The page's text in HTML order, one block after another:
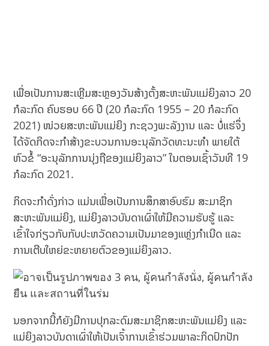
ເພື່ອເປັນການສະເຫຼີມສະຫຼອງວັນສ້າງຕັ້ງສະຫະພັນແມ່ຍິງລາວ 20
ກໍລະກົດ ຄົບຮອບ 66 ປີ (20 ກໍລະກົດ 1955 – 20 ກໍລະກົດ
2021) ໜ່ວຍສະຫະພັນແມ່ຍິງ ກະຊວງພະລັງງານ ແລະ ບໍ່ແຮ່ຈຶ່ງ
ໄດ້ຈັດກິດຈະກຳສ້າງຂະບວນການອະນຸລັກວັດທະນະທຳ ພາຍໃຕ້
ຫົວຂໍ້ “ອະນຸລັກການນຸ່ງຖືຂອງແມ່ຍິງລາວ” ໃນຕອນເຊົ້າວັນທີ 19
ກໍລະກົດ 2021.
ກິດຈະກຳດັ່ງກ່າວ ແມ່ນເພື່ອເປັນການສຶກສາອົບຮົມ ສະມາຊິກ
ສະຫະພັນແມ່ຍິງ, ແມ່ຍິງລາວບັນດາເຜົ່າໃຫ້ມີຄວາມຮັບຮູ້ ແລະ
ເຂົ້າໃຈກ່ຽວກັບກັບປະຫວັດຄວາມເປັນມາຂອງແຫຼ່ງກຳເນີດ ແລະ
ການເຕີບໃຫຍ່ຂະຫຍາຍຕົວຂອງແມ່ຍິງລາວ.
ນອກຈາກນີ້ກໍຍັງມີການປຸກລະດົມສະມາຊິກສະຫະພັນແມ່ຍິງ ແລະ
ແມ່ຍິງລາວບັນດາເຜົ່າໃຫ້ເປັນເຈົ້າການເຂົ້າຮ່ວມພາລະກິດປົກປັກ